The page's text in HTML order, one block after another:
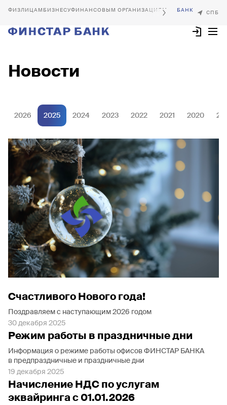
БИЗНЕСУФИНАНСОВЫМ ОРГАНИЗАЦИЯМ
Новости
2026 2025 2024 2023 2022 2021 2020
Счастливого Нового года!
Поздравляем с наступающим 2026 годом
30 декабря 2025
Режим работы в праздничные дни
Информация о режиме работы офисов ФИНСТАР БАНКА
в предпраздничные и праздничные дни
19 декабря 2025
Начисление НДС по услугам
эквайринга с 01.01.2026